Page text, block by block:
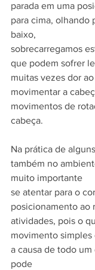
parada em uma
para cima, olhando
baixo,
sobrecarregamos
que podem sofrer
muitas vezes dor ao
movimentar a
movimentos de
cabeça.
Na prática de
também no
muito importante
se atentar para o
posicionamento ao
atividades, pois o
movimento
a causa de todo
pode